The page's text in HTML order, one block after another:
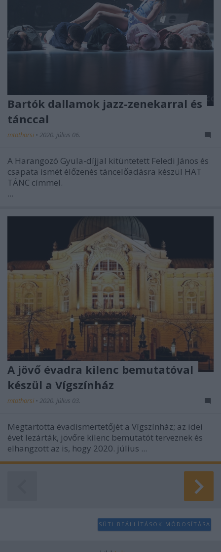
Bartók dallamok jazz-zenekarral és
tánccal
mtothorsi • 2020. július 06.
A Harangozó Gyula-díjjal kitüntetett Feledi János és
csapata ismét élőzenés táncelőadásra készül HAT
TÁNC címmel.
...
A jövő évadra kilenc bemutatóval
készül a Vígszínház
mtothorsi • 2020. július 03.
Megtartotta évadismertetőjét a Vígszínház; az idei
évet lezárták, jövőre kilenc bemutatót terveznek és
elhangzott az is, hogy 2020. július ...
SÜTI BEÁLLÍTÁSOK MÓDOSÍTÁSA